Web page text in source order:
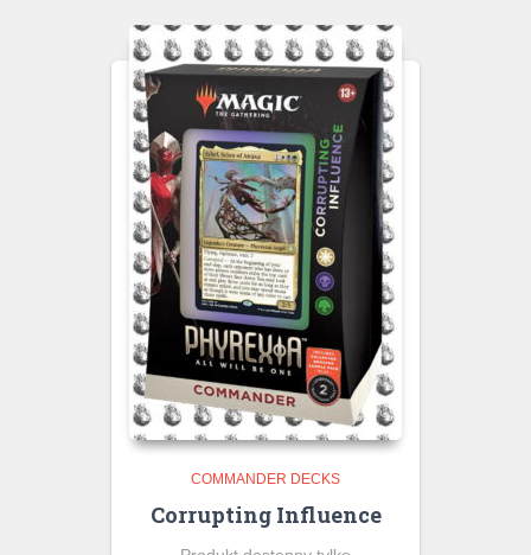
COMMANDER DECKS
Corrupting Influence